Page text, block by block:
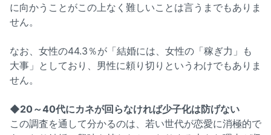
に向かうことがこの上なく難しいことは言うまでもありま
せん。
なお、女性の44.3％が「結婚には、女性の「稼ぎ力」も
大事」としており、男性に頼り切りというわけでもありま
せん。
◆20～40代にカネが回らなければ少子化は防げない
この調査を通して分かるのは、若い世代が恋愛に消極的で